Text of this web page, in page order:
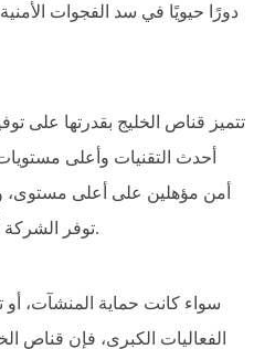
دورًا حيويًا في سد الفجوات
تتميز قناص الخليج بقدرتها على
أحدث التقنيات وأعلى
أمن مؤهلين على أعلى مستوى،
توفر الشركة أمانًا منقطع النظير لجميع العملاء.
سواء كانت حماية المنشآت، أو
الفعاليات الكبرى، فإن قناص